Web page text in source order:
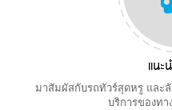
แนะ
มาสัมผัสกับรถทัวร์สุดหรู และ
บริการของท